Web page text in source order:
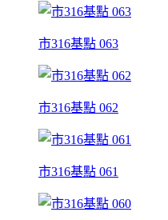
市316基點 063
市316基點 062
市316基點 061